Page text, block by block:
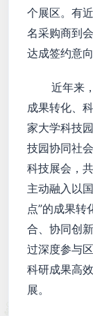
个展区。有
名采购商到
达成签约意
近年来，
成果转化、
家大学科技
技园协同社
科技展会，
主动融入以
点”的成果转
合、协同创
过深度参与
科研成果高
展。